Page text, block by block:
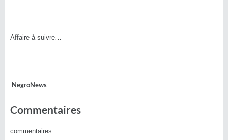
Affaire à suivre…
NegroNews
Commentaires
commentaires